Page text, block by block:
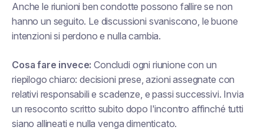
Anche le riunioni ben condotte possono fallire se non
hanno un seguito. Le discussioni svaniscono, le buone
intenzioni si perdono e nulla cambia.
Cosa fare invece: Concludi ogni riunione con un
riepilogo chiaro: decisioni prese, azioni assegnate con
relativi responsabili e scadenze, e passi successivi. Invia
un resoconto scritto subito dopo l'incontro affinché tutti
siano allineati e nulla venga dimenticato.